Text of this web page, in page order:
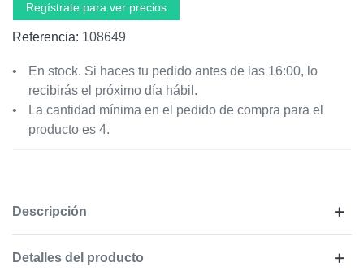
Regístrate para ver precios
Referencia: 108649
En stock. Si haces tu pedido antes de las 16:00, lo
recibirás el próximo día hábil.
La cantidad mínima en el pedido de compra para el
producto es 4.
Descripción
Detalles del producto